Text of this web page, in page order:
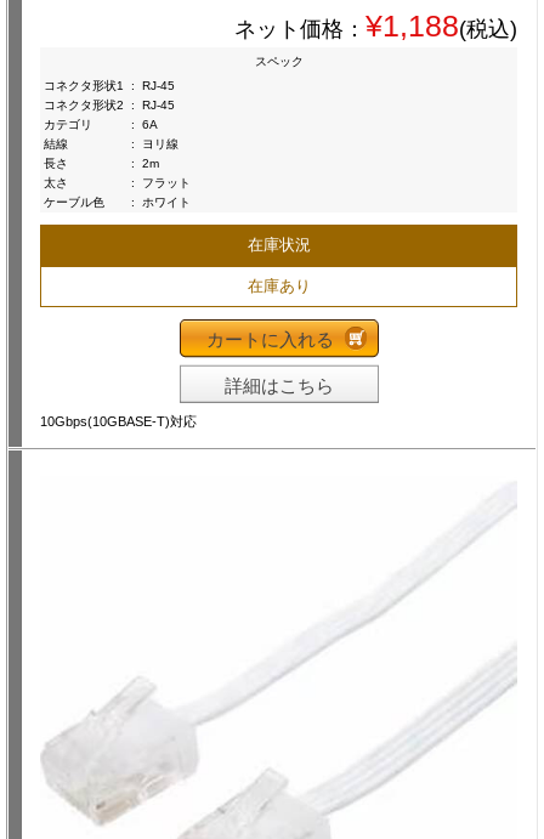
ネット価格： ¥1,188(税込)
スペック
コネクタ形状1
:
RJ-45
コネクタ形状2
:
RJ-45
カテゴリ
:
6A
結線
:
ヨリ線
長さ
:
2m
太さ
:
フラット
ケーブル色
: ホワイト
在庫状況
在庫あり
カートに入れる
詳細はこちら
10Gbps(10GBASE-T)対応